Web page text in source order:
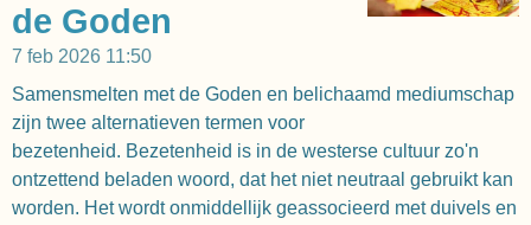
de Goden
7 feb 2026 11:50
Samensmelten met de Goden en belichaamd mediumschap
zijn twee alternatieven termen voor
bezetenheid. Bezetenheid is in de westerse cultuur zo'n
ontzettend beladen woord, dat het niet neutraal gebruikt kan
worden. Het wordt onmiddellijk geassocieerd met duivels en